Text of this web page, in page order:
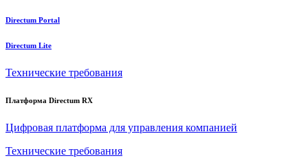
Directum Portal
Directum Lite
Технические требования
Платформа Directum RX
Цифровая платформа для управления компанией
Технические требования